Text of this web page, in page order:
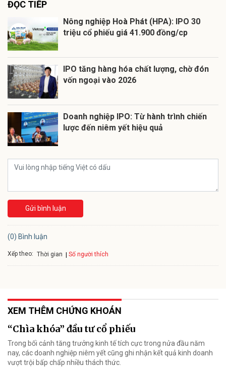
ĐỌC TIẾP
Nông nghiệp Hoà Phát (HPA): IPO 30
triệu cổ phiếu giá 41.900 đồng/cp
IPO tăng hàng hóa chất lượng, chờ đón
vốn ngoại vào 2026
Doanh nghiệp IPO: Từ hành trình chiến
lược đến niêm yết hiệu quả
Gửi bình luận
(0) Bình luận
Xếp theo: Thời gian Số người thích
XEM THÊM CHỨNG KHOÁN
“Chìa khóa” đầu tư cổ phiếu
Trong bối cảnh tăng trưởng kinh tế tích cực trong nửa đầu năm
nay, các doanh nghiệp niêm yết cũng ghi nhận kết quả kinh doanh
vượt trội bấp chấp nhiều thách thức.